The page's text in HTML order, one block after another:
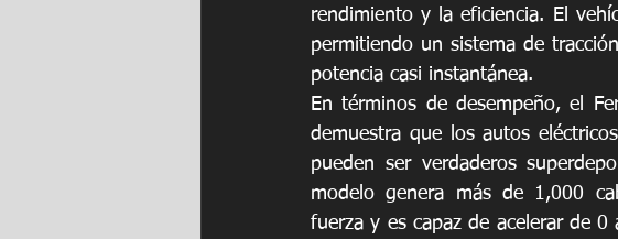
rendimiento y la eficiencia. El
permitiendo un sistema de
potencia casi instantánea.
En términos de desempeño, el
demuestra que los autos
pueden ser verdaderos
modelo genera más de 1,000
fuerza y es capaz de acelerar de 0